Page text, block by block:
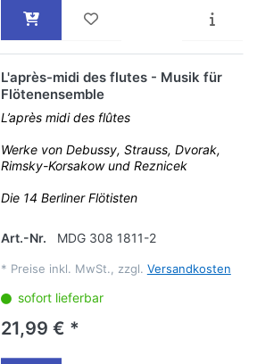
L'après-midi des flutes - Musik für
Flötenensemble
L’après midi des flûtes
Werke von Debussy, Strauss, Dvorak,
Rimsky-Korsakow und Reznicek
Die 14 Berliner Flötisten
Art.-Nr. MDG 308 1811-2
* Preise inkl. MwSt., zzgl. Versandkosten
sofort lieferbar
21,99 € *